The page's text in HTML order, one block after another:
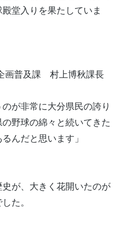
堂入りを果たしていま
画普及課 村上博秋課長
のが非常に大分県民の誇り
野球の綿々と続いてきた
んだと思います」
が、大きく花開いたのが
た。